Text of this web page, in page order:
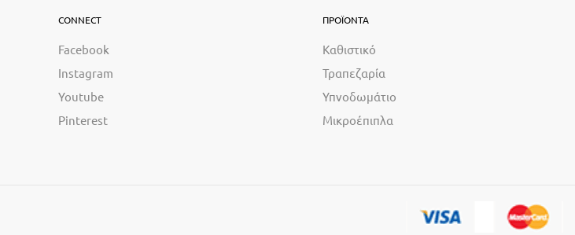
CONNECT
Facebook
Instagram
Youtube
Pinterest
ΠΡΟΪΟΝΤΑ
Καθιστικό
Τραπεζαρία
Υπνοδωμάτιο
Μικροέπιπλα